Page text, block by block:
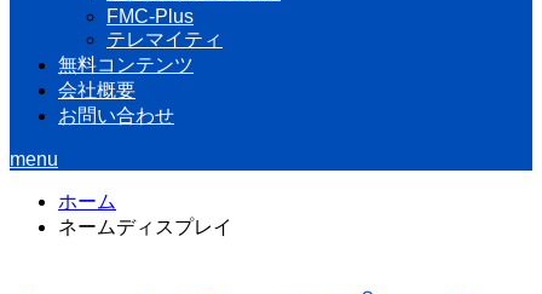
FMC-Plus
テレマイティ
無料コンテンツ
会社概要
お問い合わせ
menu
ホーム
ネームディスプレイ